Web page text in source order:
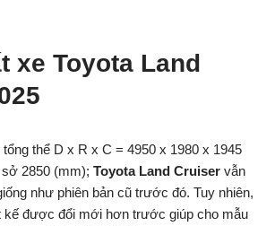
xe Toyota Land
thể D x R x C = 4950 x 1980 x 1945
2850 (mm); Toyota Land Cruiser vẫn
như phiên bản cũ trước đó. Tuy nhiên,
kế được đổi mới hơn trước giúp cho mẫu